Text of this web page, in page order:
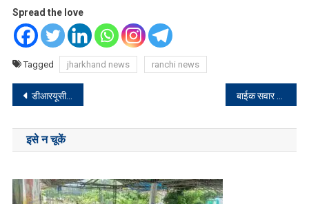
Spread the love
Tagged jharkhand news ranchi news
Post
navigation
डीआरयूसीसी की बैठक में कई सुझावों पर किया गया विचार
इसे न चूकें